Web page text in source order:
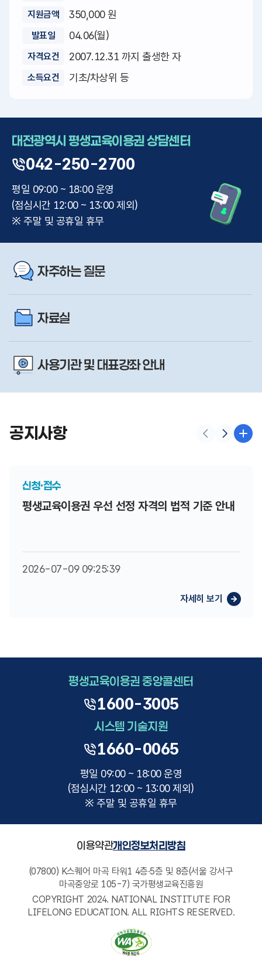
지원금액 350,000 원
발표일 04.06(월)
자격요건 2007.12.31 까지 출생한 자
소득요건 기초/차상위 등
대전광역시 평생교육이용권 상담센터
042-250-2700
평일 09:00 ~ 18:00 운영
(점심시간 12:00 ~ 13:00 제외)
※ 주말 및 공휴일 휴무
자주하는 질문
자료실
사용기관 및 대표강좌 안내
공지사항
신청·접수
평생교육이용권 우선 선정 자격의 법적 기준 안내
2026-07-09 09:25:39
평생교육이용권 중앙콜센터
1600-3005
시스템 기술지원
1660-0065
평일 09:00 ~ 18:00 운영
(점심시간 12:00 ~ 13:00 제외)
※ 주말 및 공휴일 휴무
이용약관개인정보처리방침
(07800) K스퀘어 마곡 타워1 4층·5층 및 8층(서울 강서구
마곡중앙로 105-7) 국가평생교육진흥원
COPYRIGHT 2024. NATIONAL INSTITUTE FOR
LIFELONG EDUCATION. ALL RIGHTS RESERVED.